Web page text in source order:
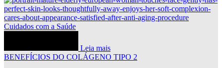
Cuidados com a Saúde
Leia mais
BENEFÍCIOS DO COLÁGENO TIPO 2